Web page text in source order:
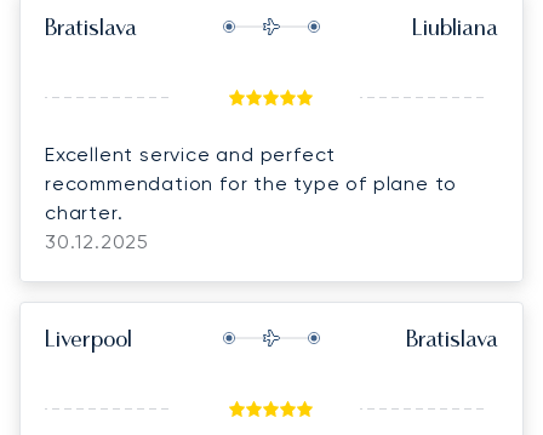
Bratislava Liubliana
Excellent service and perfect
recommendation for the type of plane to
charter.
30.12.2025
Liverpool Bratislava